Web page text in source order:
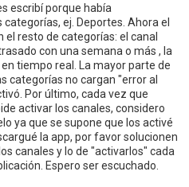
escribí porque había
ej. Deportes. Ahora el
resto de categorías: el canal
con una semana o más , la
tiempo real. La mayor parte de
categorías no cargan "error al
Por último, cada vez que
activar los canales, considero
ya que se supone que los activé
la app, por favor solucionen
canales y lo de "activarlos" cada
Espero ser escuchado.